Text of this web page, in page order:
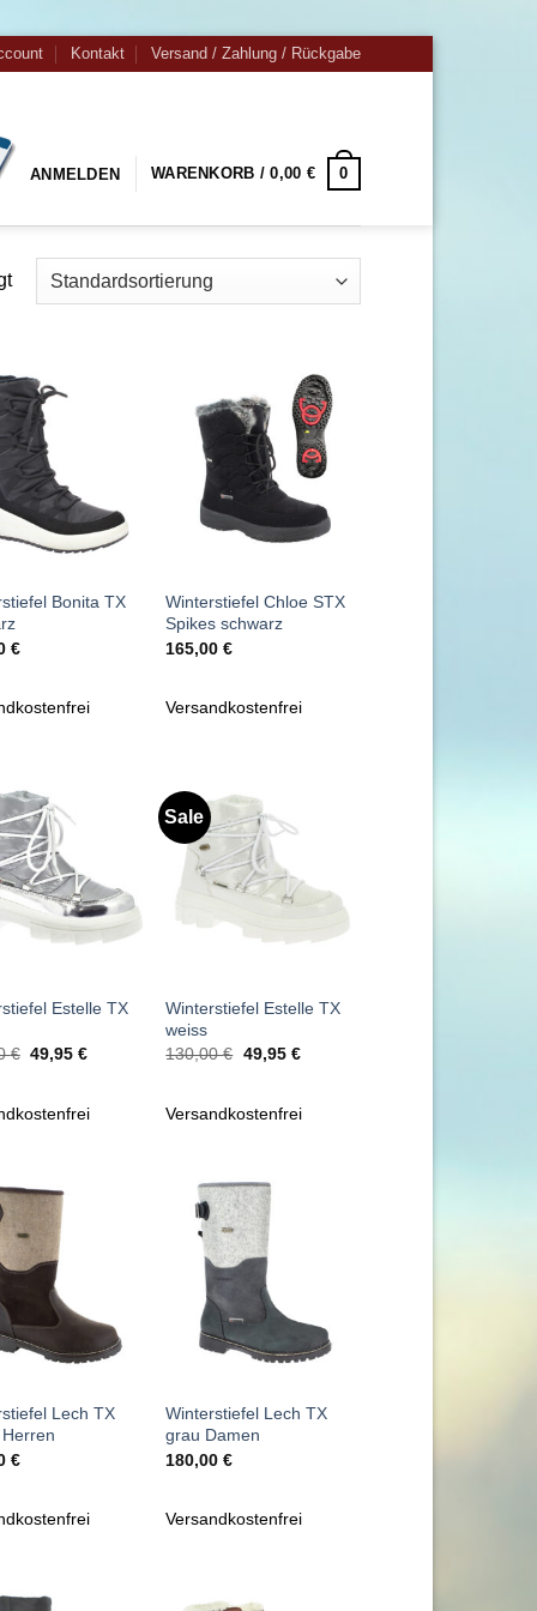
Kontakt Versand / Zahlung / Rückgabe
ANMELDEN WARENKORB /0,00 € 0
hinzufügen
Bonita TX
€
Zu
Wunschliste
hinzufügen
Winterstiefel Chloe STX
Spikes schwarz
165,00€
Versandkostenfrei
Wunschliste
hinzufügen
Estelle TX
€ Ursprünglicher
49,95€Aktueller
Sale
Wunschliste
hinzufügen
Winterstiefel Estelle TX
weiss
130,00€ Ursprünglicher
49,95 €Aktueller
Versandkostenfrei
Wunschliste
hinzufügen
Lech TX
€
Wunschliste
hinzufügen
Winterstiefel Lech TX
grau Damen
180,00€
Versandkostenfrei